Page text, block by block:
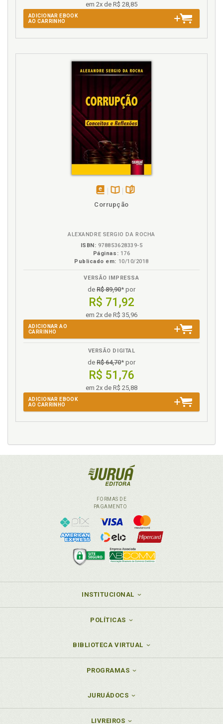
Vaiñëava. O renascimento da ortodoxia Vaiñëava.
Arilson Oliveira, p. 181
Vaishnavismo. Hinduísmo e vaishnavismo. Howard J.
Versos especiais. Quatro versos especiais na
Bhagavad-Gétä e no Bhägavata Puräëa. Steven
Visão geral da Bhagavad-Gétä, p. 25
Yoga da Bhagavad-Gétä. Graham M. Schweig, p. 157
em 2x de R$ 28,85
ADICIONAR EBOOK
AO CARRINHO
disponívelDisponível
na
Corrupção
ALEXANDRE SERGIO DA ROCHA
ISBN: 978853628339-5
Páginas: 176
Publicado em: 10/10/2018
VERSÃO IMPRESSA
de R$ 89,90* por
R$ 71,92
em 2x de R$ 35,96
ADICIONAR AO
CARRINHO
VERSÃO DIGITAL
de R$ 64,70* por
R$ 51,76
em 2x de R$ 25,88
ADICIONAR EBOOK
AO CARRINHO
FORMAS DE
PAGAMENTO
INSTITUCIONAL
POLÍTICAS
BIBLIOTECA VIRTUAL
PROGRAMAS
JURUÁDOCS
LIVREIROS